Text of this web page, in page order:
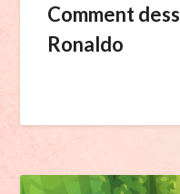
Comment
Ronaldo